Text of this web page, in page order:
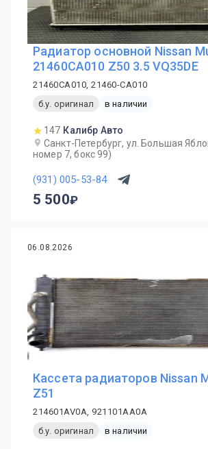
Радиатор основной Nissan
21460CA010 Z50 3.5 VQ35DE
21460CA010, 21460-CA010
б.у. оригинал
в наличии
147 Калибр Авто
Санкт-Петербург, ул. Большая
номер 7, бокс 99)
(931) 005-53-84
5 500
06.08.2026
Кассета радиаторов Nissan
Z51
214601AV0A, 921101AA0A
б.у. оригинал
в наличии